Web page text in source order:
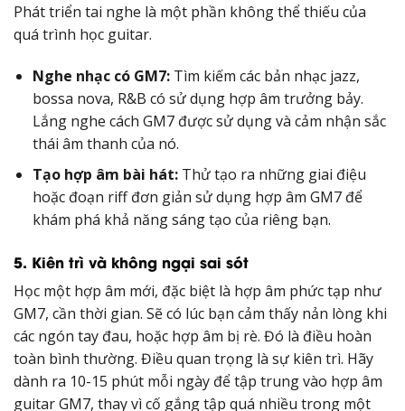
Phát triển tai nghe là một phần không thể thiếu của
quá trình học guitar.
Nghe nhạc có GM7:Tìm kiếm các bản nhạc jazz,
bossa nova, R&B có sử dụng hợp âm trưởng bảy.
Lắng nghe cách GM7 được sử dụng và cảm nhận sắc
thái âm thanh của nó.
Tạo hợp âm bài hát:Thử tạo ra những giai điệu
hoặc đoạn riff đơn giản sử dụng hợp âm GM7 để
khám phá khả năng sáng tạo của riêng bạn.
5. Kiên trì và không ngại sai sót
Học một hợp âm mới, đặc biệt là hợp âm phức tạp như
GM7, cần thời gian. Sẽ có lúc bạn cảm thấy nản lòng khi
các ngón tay đau, hoặc hợp âm bị rè. Đó là điều hoàn
toàn bình thường. Điều quan trọng là sự kiên trì. Hãy
dành ra 10-15 phút mỗi ngày để tập trung vào hợp âm
guitar GM7, thay vì cố gắng tập quá nhiều trong một